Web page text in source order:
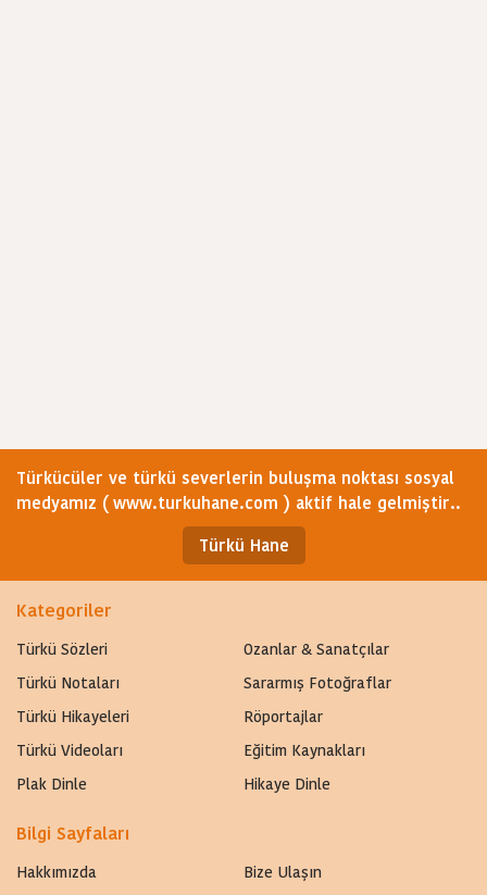
Türkücüler ve türkü severlerin buluşma noktası sosyal
medyamız ( www.turkuhane.com ) aktif hale gelmiştir..
Türkü Hane
Kategoriler
Türkü Sözleri
Ozanlar & Sanatçılar
Türkü Notaları
Sararmış Fotoğraflar
Türkü Hikayeleri
Röportajlar
Türkü Videoları
Eğitim Kaynakları
Plak Dinle
Hikaye Dinle
Bilgi Sayfaları
Hakkımızda
Bize Ulaşın